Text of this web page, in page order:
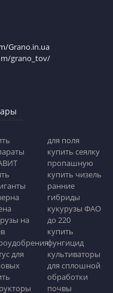
Grano.in.ua
grano_tov/
на
для
для поля
купить сеялку
пропашную
купить чизель
ранние
гибриды
кукурузы ФАО
до 220
купить
фунгицид
культиваторы
для сплошной
обработки
почвы